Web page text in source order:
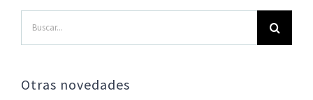
Otras novedades